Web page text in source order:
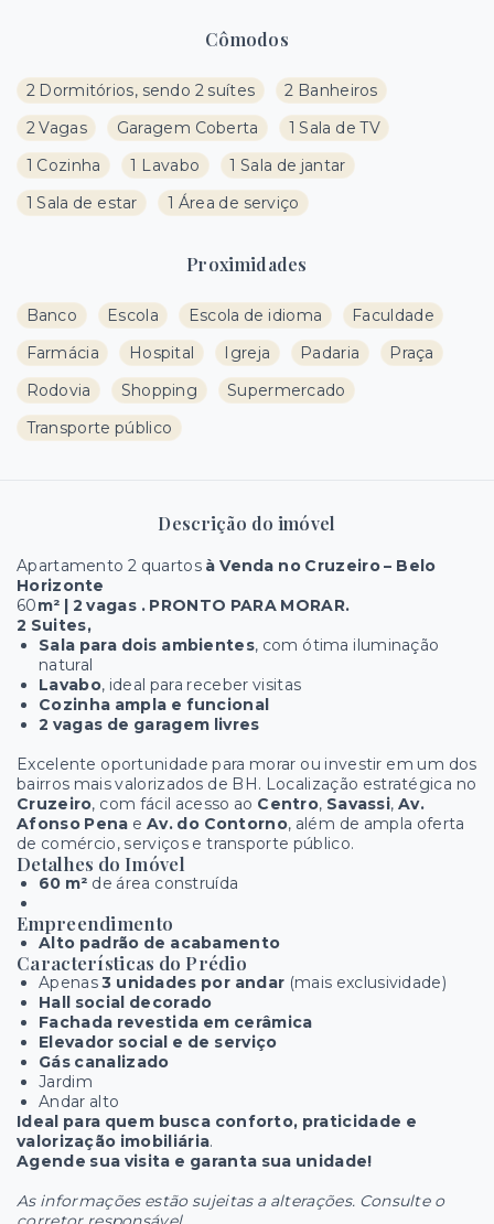
Cômodos
2 Dormitórios, sendo 2 suítes
2 Banheiros
2 Vagas
Garagem Coberta
1 Sala de TV
1 Cozinha
1 Lavabo
1 Sala de jantar
1 Sala de estar
1 Área de serviço
Proximidades
Banco Escola Escola de idioma
Faculdade
Farmácia
Hospital Igreja Padaria
Praça
Rodovia
Shopping
Supermercado
Transporte público
Descrição do imóvel
Apartamento 2 quartosà Venda no Cruzeiro – Belo
Horizonte
60m² | 2 vagas . PRONTO PARA MORAR.
2 Suites,
Sala para dois ambientes, com ótima iluminação
natural
Lavabo, ideal para receber visitas
Cozinha ampla e funcional
2 vagas de garagem livres
Excelente oportunidade para morar ou investir em um dos
bairros mais valorizados de BH. Localização estratégica no
Cruzeiro, com fácil acesso ao Centro, Savassi, Av.
Afonso Pena e Av. do Contorno, além de ampla oferta
de comércio, serviços e transporte público.
Detalhes do Imóvel
60 m² de área construída
Empreendimento
Alto padrão de acabamento
Características do Prédio
Apenas3 unidades por andar (mais exclusividade)
Hall social decorado
Fachada revestida em cerâmica
Elevador social e de serviço
Gás canalizado
Jardim
Andar alto
Ideal para quem busca conforto, praticidade e
valorização imobiliária.
Agende sua visita e garanta sua unidade!
As informações estão sujeitas a alterações. Consulte o